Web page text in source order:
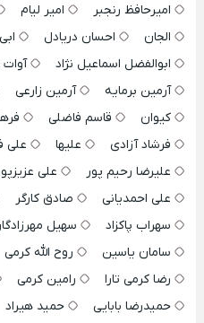
امیرحافظ رنجبر
امیر لیام
الجان
احسان دریادل
ابوالفضل اسماعیل نژاد
آوات
آرمین برمایه
آرمین زارعی
کیوان
قاسم فاضلی
فرشاد آزادی
علیها علی
علیرضا رحیم پور
علی
علی احمدیانی
صادق کارگر
سهراب پاکزاد
سهیل
سامان یاسین
روح الله کرمی
رضا کرمی تارا
رامین کرمی
حمیدرضا بابایی
حمید هیراد